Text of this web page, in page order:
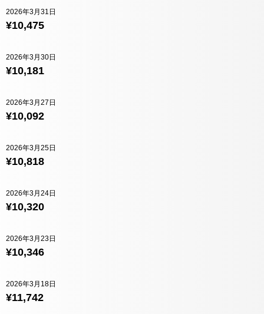
¥10,475
2026年3月31日
¥10,181
2026年3月30日
¥10,092
2026年3月27日
¥10,818
2026年3月25日
¥10,320
2026年3月24日
¥10,346
2026年3月23日
¥11,742
2026年3月18日